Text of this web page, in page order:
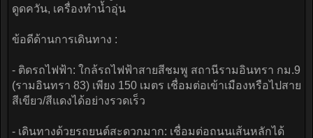
ดูดควัน, เครื่องทำน้ำอุ่น
ข้อดีด้านการเดินทาง :
- ติดรถไฟฟ้า: ใกล้รถไฟฟ้าสายสีชมพู สถานีรามอินทรา กม.9
(รามอินทรา 83) เพียง 150 เมตร เชื่อมต่อเข้าเมืองหรือไปสาย
สีเขียว/สีแดงได้อย่างรวดเร็ว
- เดินทางด้วยรถยนต์สะดวกมาก: เชื่อมต่อถนนเส้นหลักได้